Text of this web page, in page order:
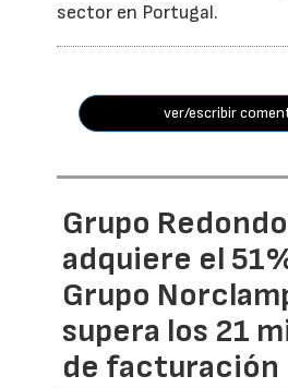
sector en Portugal.
ver/escribir
Grupo Redondo
adquiere el
Grupo
supera los 21
de facturación